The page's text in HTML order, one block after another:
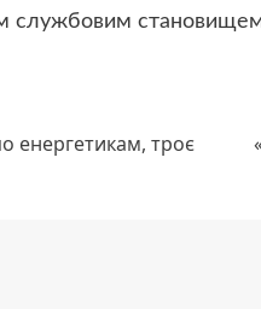
службовим
енергетикам, троє